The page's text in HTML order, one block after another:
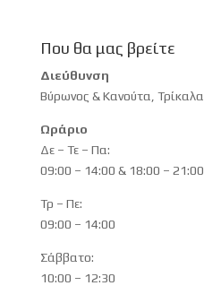
Που θα μας βρείτε
Διεύθυνση
Βύρωνος & Κανούτα, Τρίκαλα
Ωράριο
Δε – Τε – Πα:
09:00 – 14:00 & 18:00 – 21:00
Τρ – Πε:
09:00 – 14:00
Σάββατο:
10:00 – 12:30